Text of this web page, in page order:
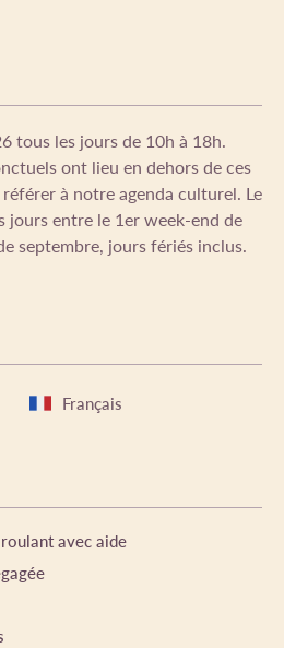
tous les jours de 10h à 18h.
ont lieu en dehors de ces
à notre agenda culturel. Le
jours entre le 1er week-end de
septembre, jours fériés inclus.
Français
avec aide